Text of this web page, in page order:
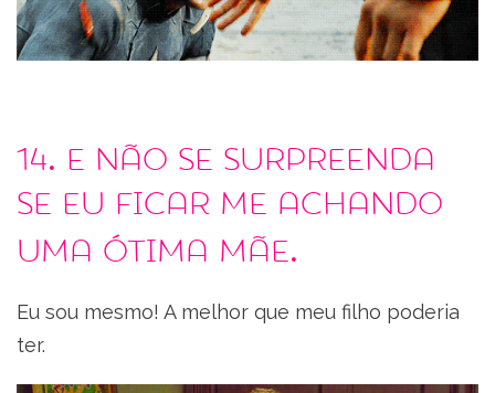
14. E não se surpreenda
se eu ficar me achando
uma ótima mãe.
Eu sou mesmo! A melhor que meu filho poderia
ter.